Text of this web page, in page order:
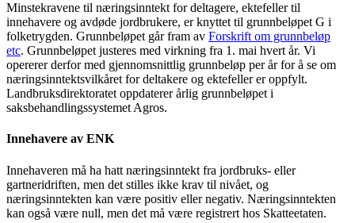
Minstekravene til næringsinntekt for deltagere, ektefeller til
innehavere og avdøde jordbrukere, er knyttet til grunnbeløpet G i
folketrygden. Grunnbeløpet går fram av Forskrift om grunnbeløp
etc. Grunnbeløpet justeres med virkning fra 1. mai hvert år. Vi
opererer derfor med gjennomsnittlig grunnbeløp per år for å se om
næringsinntektsvilkåret for deltakere og ektefeller er oppfylt.
Landbruksdirektoratet oppdaterer årlig grunnbeløpet i
saksbehandlingssystemet Agros.
Innehavere av ENK
Innehaveren må ha hatt næringsinntekt fra jordbruks- eller
gartneridriften, men det stilles ikke krav til nivået, og
næringsinntekten kan være positiv eller negativ. Næringsinntekten
kan også være null, men det må være registrert hos Skatteetaten.